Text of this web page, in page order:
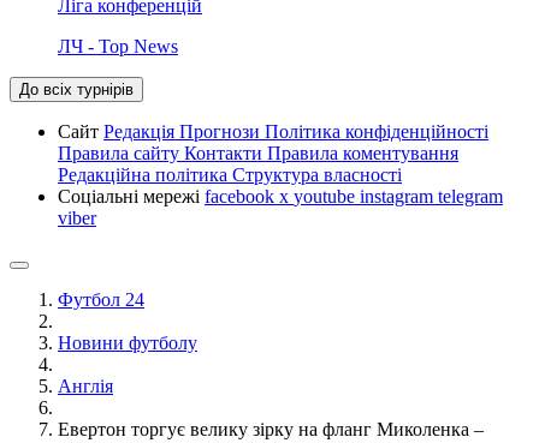
Ліга конференцій
ЛЧ - Top News
До всіх турнірів
Сайт Редакція Прогнози Політика конфіденційності
Правила сайту Контакти Правила коментування
Редакційна політика Структура власності
Соціальні мережі facebook x youtube instagram telegram
viber
Футбол 24
Новини футболу
Англія
Евертон торгує велику зірку на фланг Миколенка –